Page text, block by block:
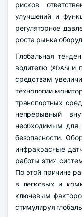
рисков
улучшений и
регуляторное
роста рынка
Глобальная
водителю (ADAS) и
средствам
технологии
транспортных
непрерывный
необходимым для
безопасности.
инфракрасные
работы этих
По этой причине
в легковых и
ключевым
стимулируя